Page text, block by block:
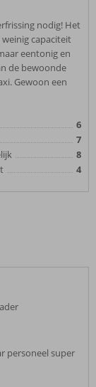
nodig! Het
capaciteit
eentonig en
de bewoonde
Gewoon een
6
7
8
4
personeel super